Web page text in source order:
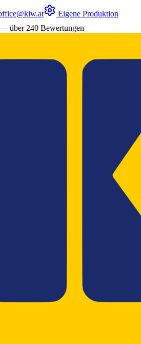
Eigene Produktion
über 240 Bewertungen